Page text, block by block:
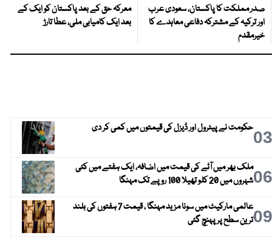
صدر مملکت کا پاکستان، سعودی عرب
اور ترکیہ کے مشترکہ دفاعی معاہدے کا
خیرمقدم
معرکہ حق کے بعد پاکستان کو ایک کے
بعد ایک کامیابی ملی، عطا تارڑ
03حکومت نے پیٹرول اور ڈیزل کی قیمتوں میں کمی کر دی
06ملک بھر میں آٹے کی قیمت میں اضافہ، ایک ہفتے میں کئی
شہروں میں 20 کلو تھیلا 100 روپے تک مہنگا
09
عالمی مارکیٹ میں سونا مزید مہنگا ، قیمت 7 ہفتوں کی بلند
ترین سطح پر پہنچ گئی